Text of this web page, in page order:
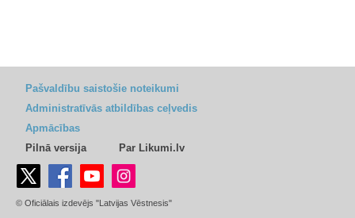
Pašvaldību saistošie noteikumi
Administratīvās atbildības ceļvedis
Apmācības
Pilnā versija
Par Likumi.lv
© Oficiālais izdevējs "Latvijas Vēstnesis"